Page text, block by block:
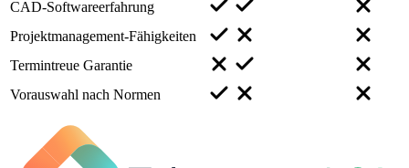
CAD-Softwareerfahrung
Projektmanagement-Fähigkeiten
Termintreue Garantie
Vorauswahl nach Normen